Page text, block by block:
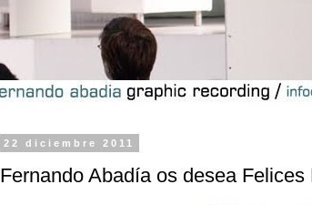
22 diciembre 2011
Fernando Abadía os desea Felices